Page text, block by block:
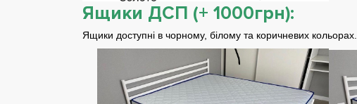
Ящики ДСП (+ 1000грн):
Ящики доступні в чорному, білому та коричневих кольорах.